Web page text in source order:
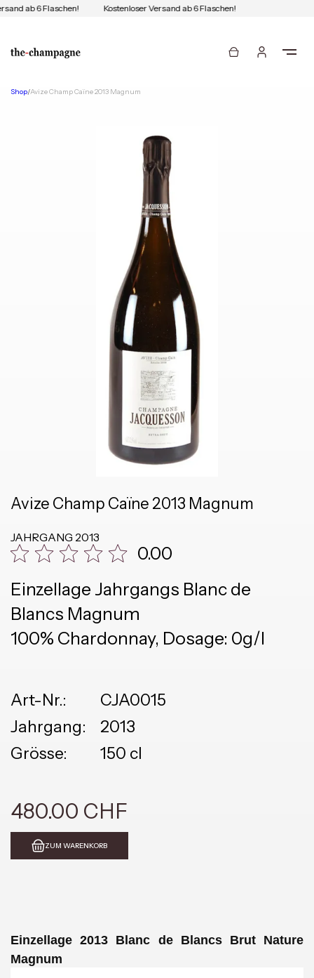
ab 6 Flaschen! Kostenloser Versand ab 6 Flaschen!
Shop/Avize Champ Caïne 2013 Magnum
Avize Champ Caïne 2013 Magnum
JAHRGANG 2013
0.00
Einzellage Jahrgangs Blanc de
Blancs Magnum
100% Chardonnay, Dosage: 0g/l
Art-Nr.:
CJA0015
Jahrgang:
2013
Grösse:
150 cl
480.00 CHF
ZUM WARENKORB
Einzellage 2013 Blanc de Blancs Brut Nature
Magnum